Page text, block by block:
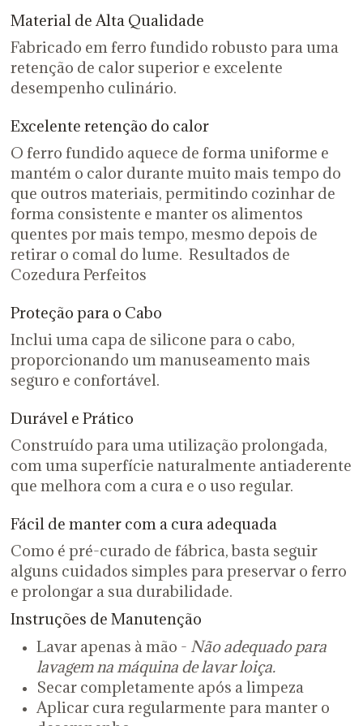
Material de Alta Qualidade
Fabricado em ferro fundido robusto para uma
retenção de calor superior e excelente
desempenho culinário.
Excelente retenção do calor
O ferro fundido aquece de forma uniforme e
mantém o calor durante muito mais tempo do
que outros materiais, permitindo cozinhar de
forma consistente e manter os alimentos
quentes por mais tempo, mesmo depois de
retirar o comal do lume. Resultados de
Cozedura Perfeitos
Proteção para o Cabo
Inclui uma capa de silicone para o cabo,
proporcionando um manuseamento mais
seguro e confortável.
Durável e Prático
Construído para uma utilização prolongada,
com uma superfície naturalmente antiaderente
que melhora com a cura e o uso regular.
Fácil de manter com a cura adequada
Como é pré-curado de fábrica, basta seguir
alguns cuidados simples para preservar o ferro
e prolongar a sua durabilidade.
Instruções de Manutenção
Lavar apenas à mão - Não adequado para
lavagem na máquina de lavar loiça.
Secar completamente após a limpeza
Aplicar cura regularmente para manter o